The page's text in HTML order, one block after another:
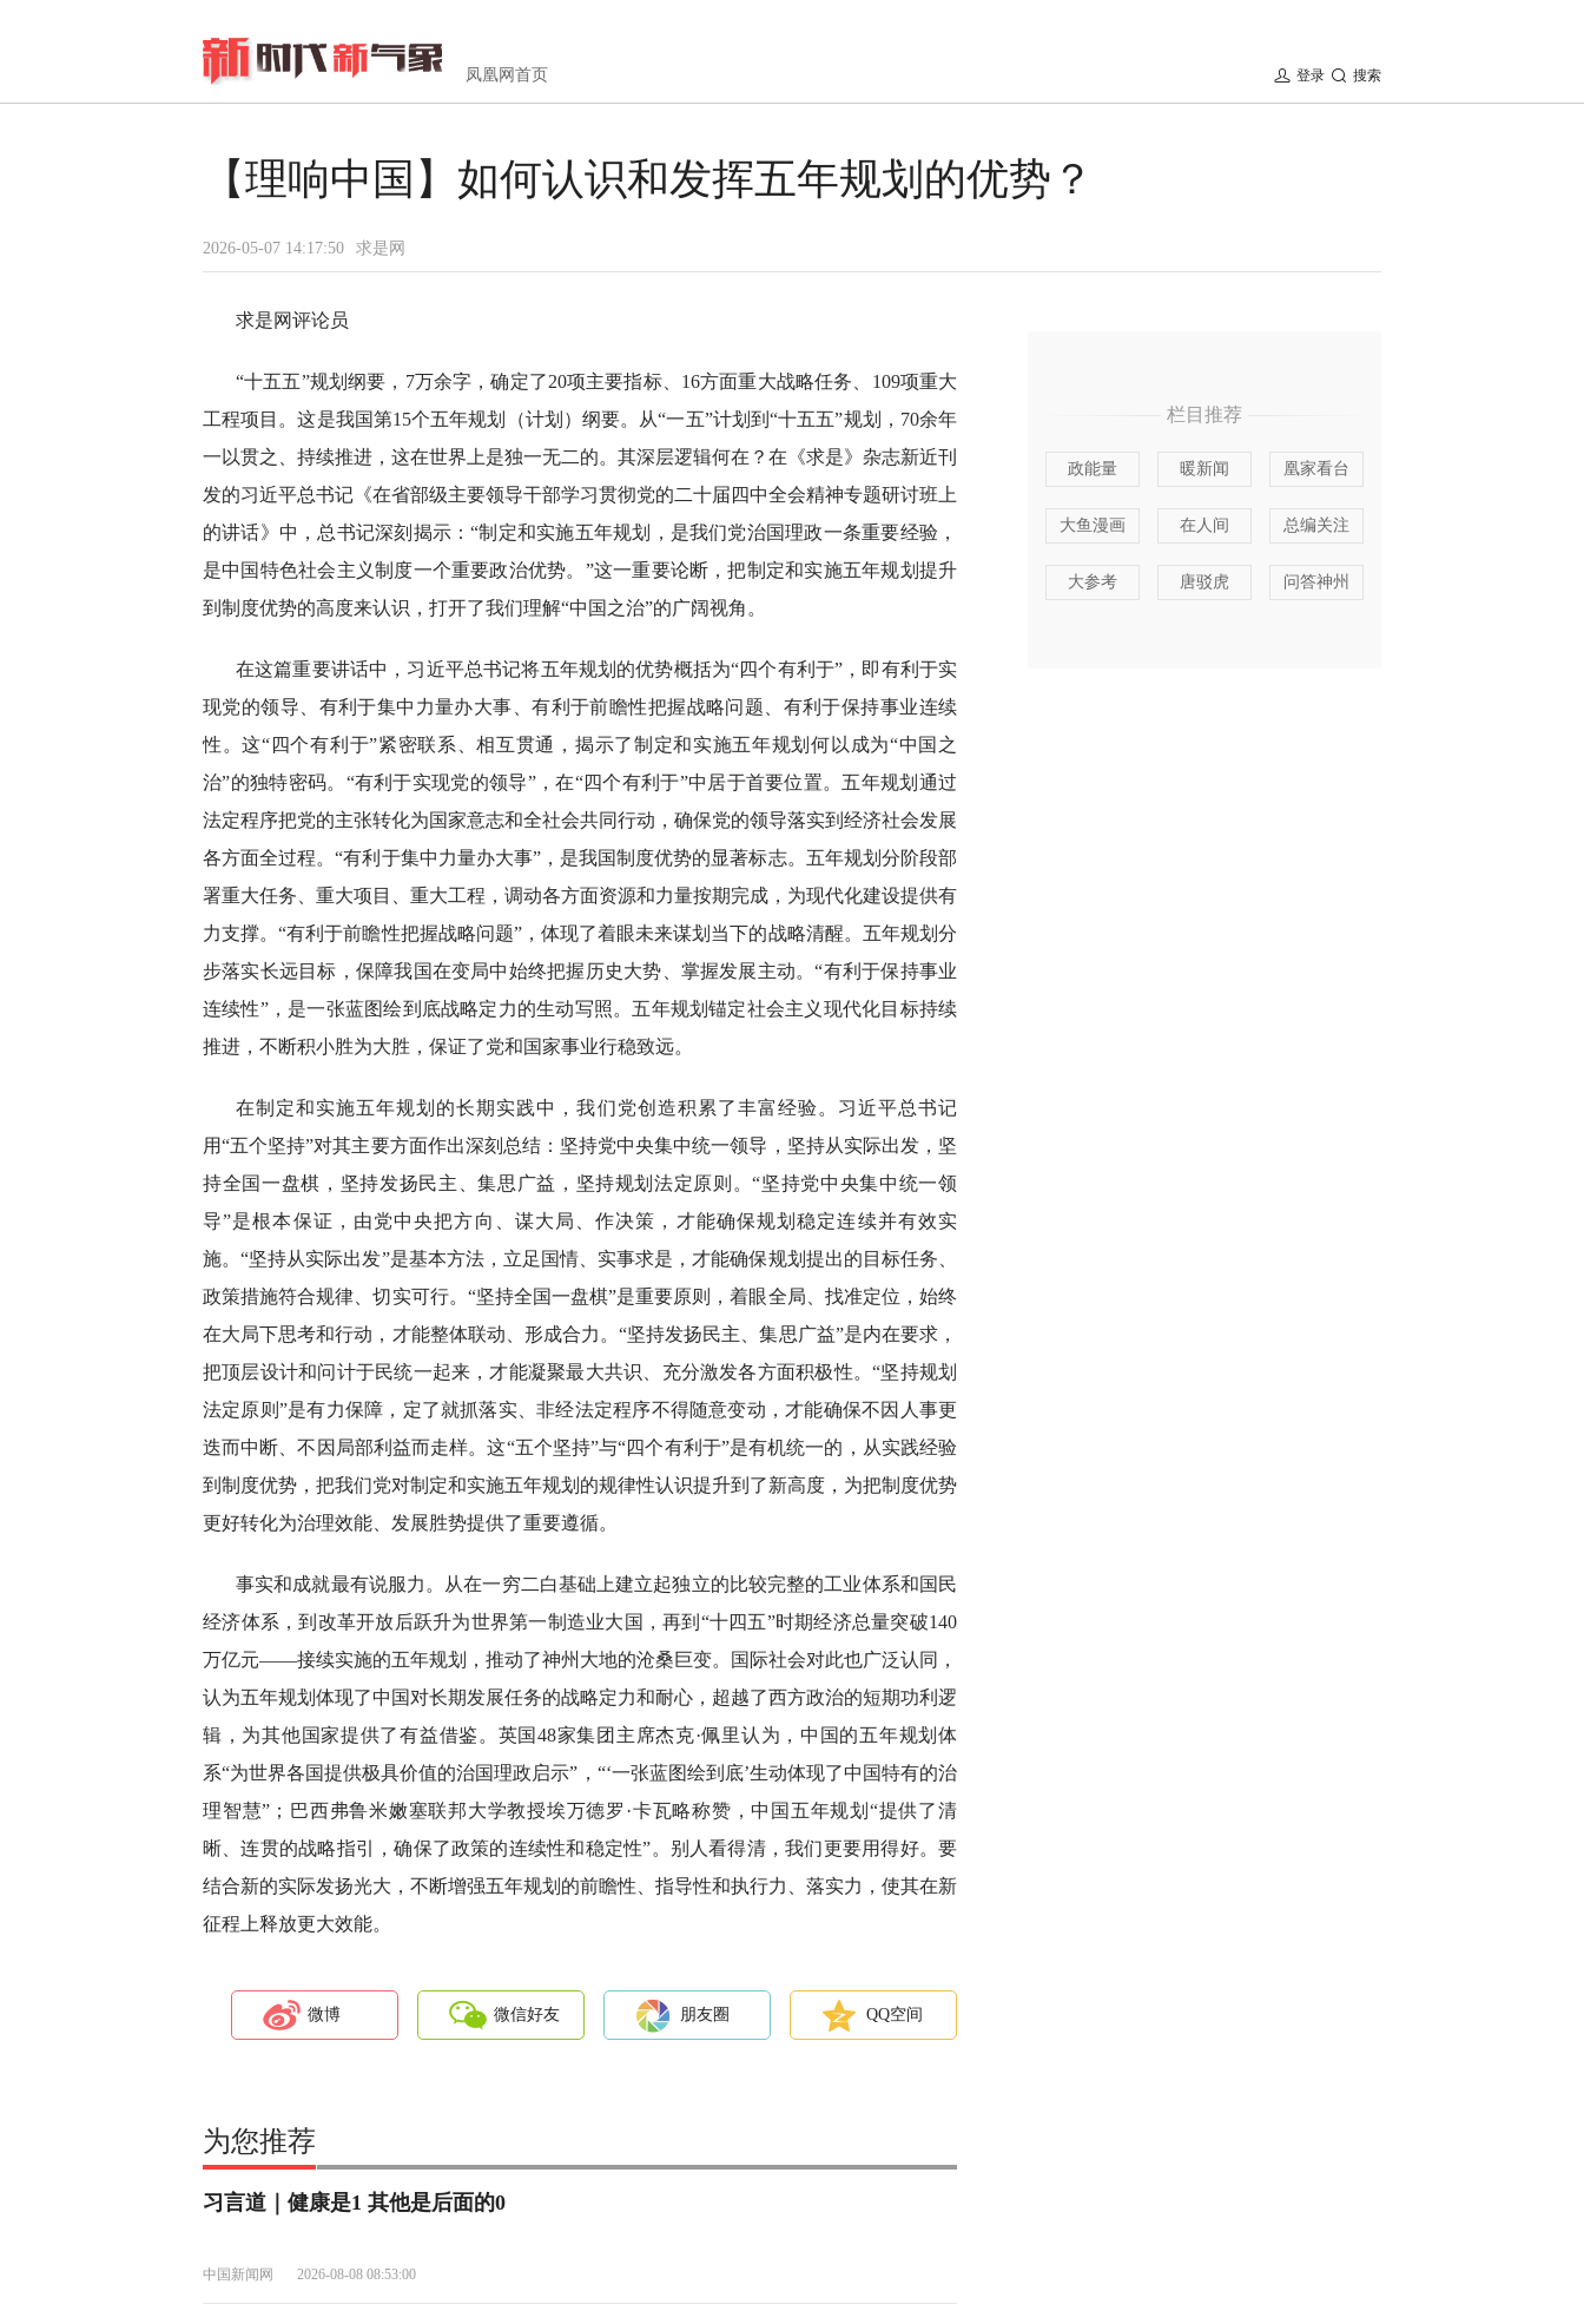
凤凰网首页 搜索
登录
【理响中国】如何认识和发挥五年规划的优势？
2026-05-07 14:17:50 求是网
求是网评论员
“十五五”规划纲要，7万余字，确定了20项主要指标、16方面重大战略任务、109项重大
工程项目。这是我国第15个五年规划（计划）纲要。从“一五”计划到“十五五”规划，70余年
一以贯之、持续推进，这在世界上是独一无二的。其深层逻辑何在？在《求是》杂志新近刊
发的习近平总书记《在省部级主要领导干部学习贯彻党的二十届四中全会精神专题研讨班上
的讲话》中，总书记深刻揭示：“制定和实施五年规划，是我们党治国理政一条重要经验，
是中国特色社会主义制度一个重要政治优势。”这一重要论断，把制定和实施五年规划提升
到制度优势的高度来认识，打开了我们理解“中国之治”的广阔视角。
在这篇重要讲话中，习近平总书记将五年规划的优势概括为“四个有利于”，即有利于实
现党的领导、有利于集中力量办大事、有利于前瞻性把握战略问题、有利于保持事业连续
性。这“四个有利于”紧密联系、相互贯通，揭示了制定和实施五年规划何以成为“中国之
治”的独特密码。“有利于实现党的领导”，在“四个有利于”中居于首要位置。五年规划通过
法定程序把党的主张转化为国家意志和全社会共同行动，确保党的领导落实到经济社会发展
各方面全过程。“有利于集中力量办大事”，是我国制度优势的显著标志。五年规划分阶段部
署重大任务、重大项目、重大工程，调动各方面资源和力量按期完成，为现代化建设提供有
力支撑。“有利于前瞻性把握战略问题”，体现了着眼未来谋划当下的战略清醒。五年规划分
步落实长远目标，保障我国在变局中始终把握历史大势、掌握发展主动。“有利于保持事业
连续性”，是一张蓝图绘到底战略定力的生动写照。五年规划锚定社会主义现代化目标持续
推进，不断积小胜为大胜，保证了党和国家事业行稳致远。
在制定和实施五年规划的长期实践中，我们党创造积累了丰富经验。习近平总书记
用“五个坚持”对其主要方面作出深刻总结：坚持党中央集中统一领导，坚持从实际出发，坚
持全国一盘棋，坚持发扬民主、集思广益，坚持规划法定原则。“坚持党中央集中统一领
导”是根本保证，由党中央把方向、谋大局、作决策，才能确保规划稳定连续并有效实
施。“坚持从实际出发”是基本方法，立足国情、实事求是，才能确保规划提出的目标任务、
政策措施符合规律、切实可行。“坚持全国一盘棋”是重要原则，着眼全局、找准定位，始终
在大局下思考和行动，才能整体联动、形成合力。“坚持发扬民主、集思广益”是内在要求，
把顶层设计和问计于民统一起来，才能凝聚最大共识、充分激发各方面积极性。“坚持规划
法定原则”是有力保障，定了就抓落实、非经法定程序不得随意变动，才能确保不因人事更
迭而中断、不因局部利益而走样。这“五个坚持”与“四个有利于”是有机统一的，从实践经验
到制度优势，把我们党对制定和实施五年规划的规律性认识提升到了新高度，为把制度优势
更好转化为治理效能、发展胜势提供了重要遵循。
事实和成就最有说服力。从在一穷二白基础上建立起独立的比较完整的工业体系和国民
经济体系，到改革开放后跃升为世界第一制造业大国，再到“十四五”时期经济总量突破140
万亿元——接续实施的五年规划，推动了神州大地的沧桑巨变。国际社会对此也广泛认同，
认为五年规划体现了中国对长期发展任务的战略定力和耐心，超越了西方政治的短期功利逻
辑，为其他国家提供了有益借鉴。英国48家集团主席杰克·佩里认为，中国的五年规划体
系“为世界各国提供极具价值的治国理政启示”，“‘一张蓝图绘到底’生动体现了中国特有的治
理智慧”；巴西弗鲁米嫩塞联邦大学教授埃万德罗·卡瓦略称赞，中国五年规划“提供了清
晰、连贯的战略指引，确保了政策的连续性和稳定性”。别人看得清，我们更要用得好。要
结合新的实际发扬光大，不断增强五年规划的前瞻性、指导性和执行力、落实力，使其在新
征程上释放更大效能。
微博 微信好友 朋友圈 QQ空间
为您推荐
习言道｜健康是1 其他是后面的0
中国新闻网 2026-08-08 08:53:00
栏目推荐
政能量 暖新闻 凰家看台
大鱼漫画 在人间 总编关注
大参考 唐驳虎 问答神州